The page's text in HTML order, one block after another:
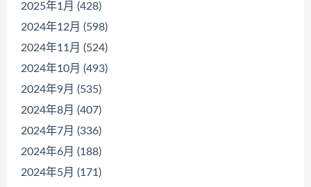
2025年1月 (428)
2024年12月 (598)
2024年11月 (524)
2024年10月 (493)
2024年9月 (535)
2024年8月 (407)
2024年7月 (336)
2024年6月 (188)
2024年5月 (171)